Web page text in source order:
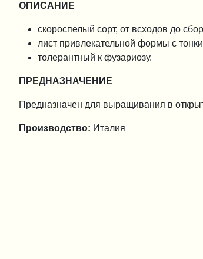
ОПИСАНИЕ
скороспелый сорт, от всходов до
лист привлекательной формы с
толерантный к фузариозу.
ПРЕДНАЗНАЧЕНИЕ
Предназначен для выращивания в
Производство: Италия